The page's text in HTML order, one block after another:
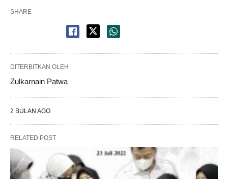
SHARE
DITERBITKAN OLEH
Zulkarnain Patwa
2 BULAN AGO
RELATED POST